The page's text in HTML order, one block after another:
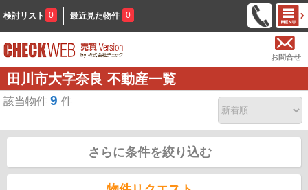
検討リスト 0 最近見た物件 0
お問合せ
田川市大字奈良 不動産一覧
該当物件 9 件
さらに条件を絞り込む